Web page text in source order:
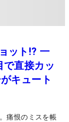
ット!? 一
で直接カッ
キュート
痛恨のミスを帳